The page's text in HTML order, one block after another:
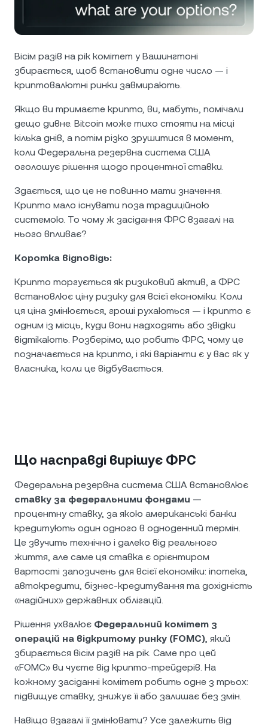
Ф'ючерси
Nexo Card
Програма лояльності
Tether USDT 0,01%
USD Coin USDC
XRP XRP 0,48%
Solana SOL
EURC EURC
Переглянути всі активи
Новини та аналітика
Академія капіталу
Вісім разів на рік комітет у Вашингтоні
збирається, щоб встановити одне число — і
криптовалютні ринки завмирають.
Якщо ви тримаєте крипто, ви, мабуть, помічали
дещо дивне. Bitcoin може тихо стояти на місці
кілька днів, а потім різко зрушитися в момент,
коли Федеральна резервна система США
оголошує рішення щодо процентної ставки.
Здається, що це не повинно мати значення.
Крипто мало існувати поза традиційною
системою. То чому ж засідання ФРС взагалі на
нього впливає?
Коротка відповідь:
Крипто торгується як ризиковий актив, а ФРС
встановлює ціну ризику для всієї економіки. Коли
ця ціна змінюється, гроші рухаються — і крипто є
одним із місць, куди вони надходять або звідки
відтікають. Розберімо, що робить ФРС, чому це
позначається на крипто, і які варіанти є у вас як у
власника, коли це відбувається.
Що насправді вирішує ФРС
Федеральна резервна система США встановлює
ставку за федеральними фондами —
процентну ставку, за якою американські банки
кредитують один одного в одноденний термін.
Це звучить технічно і далеко від реального
життя, але саме ця ставка є орієнтиром
вартості запозичень для всієї економіки: іпотека,
автокредити, бізнес-кредитування та дохідність
«надійних» державних облігацій.
Рішення ухвалює Федеральний комітет з
операцій на відкритому ринку (FOMC), який
збирається вісім разів на рік. Саме про цей
«FOMC» ви чуєте від крипто-трейдерів. На
кожному засіданні комітет робить одне з трьох:
підвищує ставку, знижує її або залишає без змін.
Навіщо взагалі її змінювати? Усе залежить від